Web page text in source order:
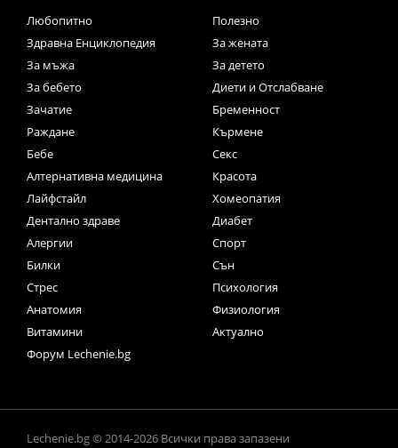
Любопитно
Полезно
Здравна Енциклопедия
За жената
За мъжа
За детето
За бебето
Диети и Отслабване
Зачатие
Бременност
Раждане
Кърмене
Бебе
Секс
Алтернативна медицина
Красота
Лайфстайл
Хомеопатия
Дентално здраве
Диабет
Алергии
Спорт
Билки
Сън
Стрес
Психология
Анатомия
Физиология
Витамини
Актуално
Форум Lechenie.bg
Lechenie.bg © 2014-2026 Всички права запазени